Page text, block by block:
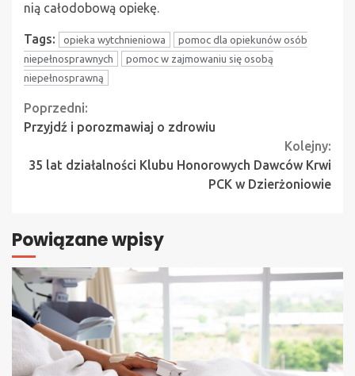
nią całodobową opiekę.
Tags: opieka wytchnieniowa
pomoc dla opiekunów osób
niepełnosprawnych
pomoc w zajmowaniu się osobą
niepełnosprawną
Continue
Reading
Poprzedni:
Przyjdź i porozmawiaj o zdrowiu
Kolejny:
35 lat działalności Klubu Honorowych Dawców Krwi
PCK w Dzierżoniowie
Powiązane wpisy